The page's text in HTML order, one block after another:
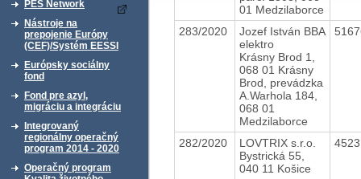
PES Network
Nástroje na
prepojenie Európy
(CEF)/Systém EESSI
Európsky sociálny
fond
Fond pre azyl,
migráciu a integráciu
Integrovaný
regionálny operačný
program 2014 - 2020
Operačný program
01 Medzilaborce
283/2020
Jozef István BBA
elektro
Krásny Brod 1,
068 01 Krásny
Brod, prevádzka
A.Warhola 184,
068 01
Medzilaborce
282/2020
LOVTRIX s.r.o.
Bystrická 55,
040 11 Košice